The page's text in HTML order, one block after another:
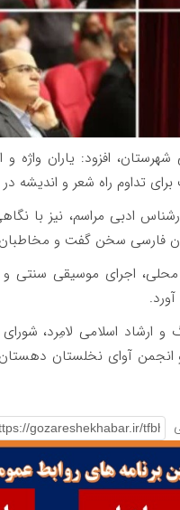
شهرستان، افزود: یاران
تداوم راه شعر و اندیشه در
ادبی مراسم، نیز با
فارسی سخن گفت و مخاطبان
محلی، اجرای موسیقی
ارشاد اسلامی لامِرد،
آوای نخلستان دهستان